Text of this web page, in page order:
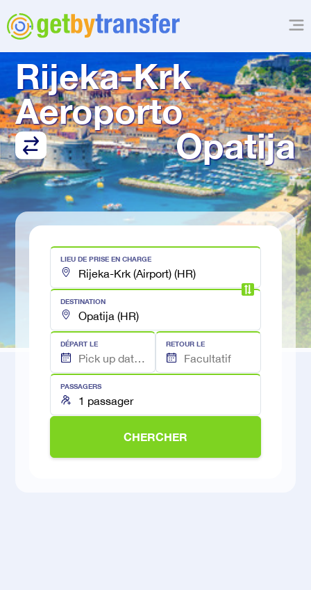
TRANSFERT DE
Rijeka-Krk
Aeroporto
Opatija
LIEU DE PRISE EN CHARGE
DESTINATION
DÉPART LE RETOUR LE
PASSAGERS
CHERCHER